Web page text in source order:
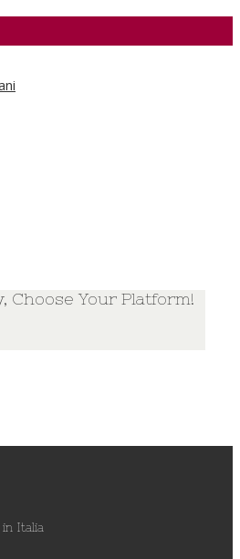
Choose Your Platform!
in Italia